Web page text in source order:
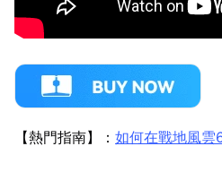
【熱門指南】： 如何在戰地風雲